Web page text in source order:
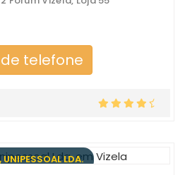
telefone
LDA.